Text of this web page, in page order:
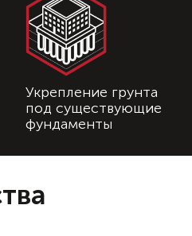
Укрепление грунта
под существующие
фундаменты